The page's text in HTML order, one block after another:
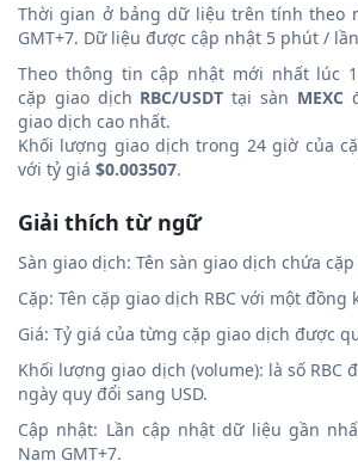
Thời gian ở bảng dữ liệu trên tính theo
GMT+7. Dữ liệu được cập nhật 5 phút /
Theo thông tin cập nhật mới nhất lúc
cặp giao dịch RBC/USDT tại sàn MEXC
giao dịch cao nhất.
Khối lượng giao dịch trong 24 giờ của
với tỷ giá $0.003507.
Giải thích từ ngữ
Sàn giao dịch: Tên sàn giao dịch chứa cặp
Cặp: Tên cặp giao dịch RBC với một đồng
Giá: Tỷ giá của từng cặp giao dịch được
Khối lượng giao dịch (volume): là số RBC
ngày quy đổi sang USD.
Cập nhật: Lần cập nhật dữ liệu gần
Nam GMT+7.